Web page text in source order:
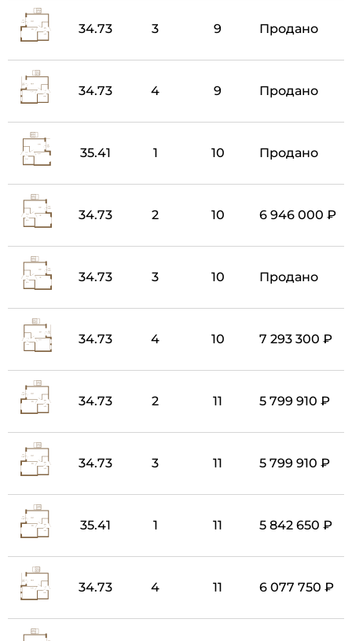
34.73 3 9 Продано
34.73 4 9 Продано
35.41 1 10 Продано
34.73 2 10 6 946 000 ₽
34.73 3 10 Продано
34.73 4 10 7 293 300 ₽
34.73 2 11 5 799 910 ₽
34.73 3 11 5 799 910 ₽
35.41 1 11 5 842 650 ₽
34.73 4 11 6 077 750 ₽